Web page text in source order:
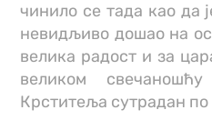
чинило се тада као да
невидљиво дошао на
велика радост и за
великом
Крститеља сутрадан